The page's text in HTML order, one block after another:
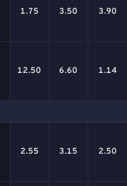
1.75 3.50 3.90
12.50 6.60 1.14
2.55 3.15 2.50